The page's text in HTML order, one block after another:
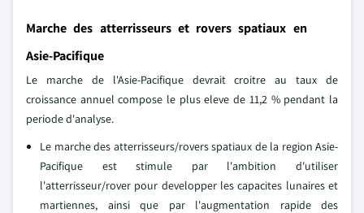
Marche des atterrisseurs et rovers spatiaux en
Asie-Pacifique
Le marche de l'Asie-Pacifique devrait croitre au taux de
croissance annuel compose le plus eleve de 11,2 % pendant la
periode d'analyse.
Le marche des atterrisseurs/rovers spatiaux de la region Asie-
Pacifique est stimule par l'ambition d'utiliser
l'atterrisseur/rover pour developper les capacites lunaires et
martiennes, ainsi que par l'augmentation rapide des